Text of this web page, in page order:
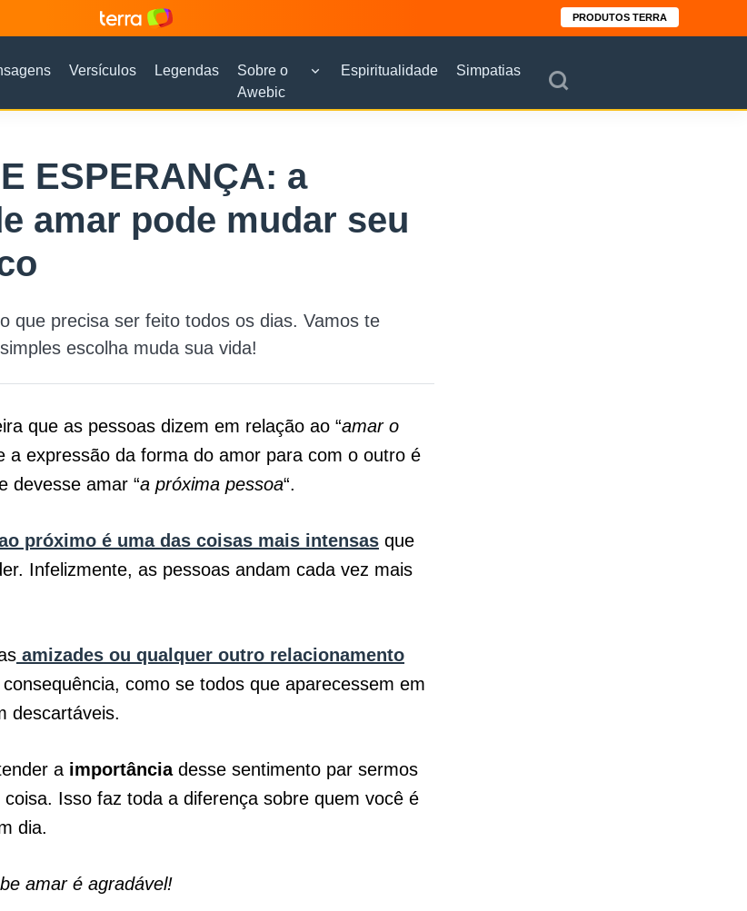
PRODUTOS TERRA
Versículos Legendas
Sobre o
Awebic
Espiritualidade Simpatias
ESPERANÇA: a
amar pode mudar seu
que precisa ser feito todos os dias. Vamos te
escolha muda sua vida!
que as pessoas dizem em relação ao “amar o
a expressão da forma do amor para com o outro é
devesse amar “a próxima pessoa“.
próximo é uma das coisas mais intensas que
Infelizmente, as pessoas andam cada vez mais
amizades ou qualquer outro relacionamento
como se todos que aparecessem em
descartáveis.
a importânciadesse sentimento par sermos
Isso faz toda a diferença sobre quem você é
dia.
amar é agradável!